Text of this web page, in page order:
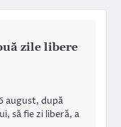
zile libere
august, după
să fie zi liberă, a